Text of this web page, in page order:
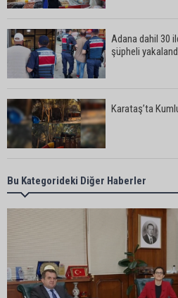
Adana dahil 30
şüpheli
Karataş’ta
Bekir
Ceyhan’da
Bu Kategorideki Diğer Haberler